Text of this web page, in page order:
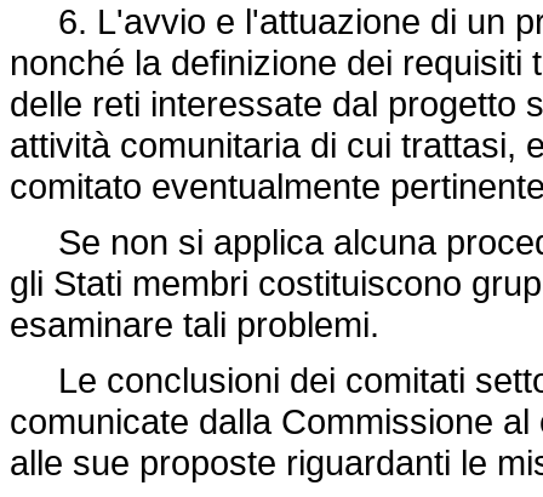
6. L'avvio e l'attuazione di un
nonché la definizione dei
delle reti interessate dal progetto
attività comunitaria di cui trattasi,
comitato eventualmente
Se non si applica alcuna
gli Stati membri costituiscono
esaminare tali problemi.
Le conclusioni dei comitati
comunicate dalla Commissione
alle sue proposte riguardanti le